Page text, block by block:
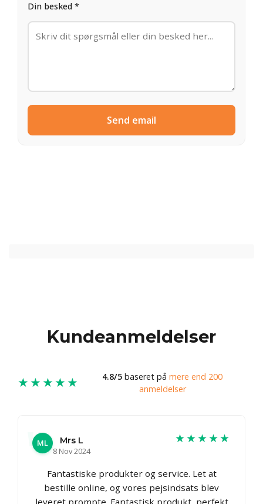
Din besked *
Send email
Kundeanmeldelser
★★★★★ 4.8/5 baseret på mere end 200
anmeldelser
ML
Mrs L
8 Nov 2024
★★★★★
Fantastiske produkter og service. Let at
bestille online, og vores pejsindsats blev
leveret prompte. Fantastisk produkt, perfekt